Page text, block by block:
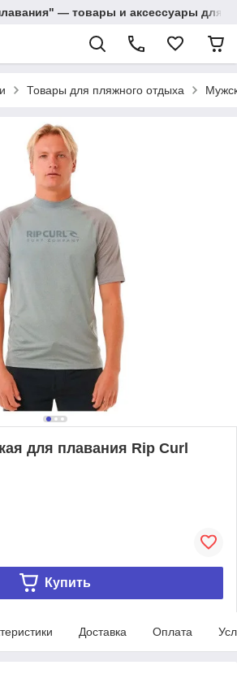
— товары и аксессуары для
Товары для пляжного отдыха
для плавания Rip Curl
Купить
Доставка Оплата